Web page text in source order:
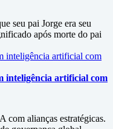
seu pai Jorge era seu
após morte do pai
inteligência artificial com
com alianças estratégicas.